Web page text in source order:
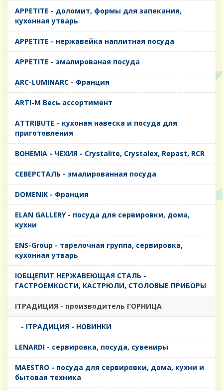
APPETITE - доломит, формы для запекания,
кухонная утварь
APPETITE - нержавейка наплитная посуда
APPETITE - эмалированая посуда
ARC-LUMINARC - Франция
ARTI-M Весь ассортимент
ATTRIBUTE - кухоная навеска и посуда для
приготовления
BOHEMIA - ЧЕХИЯ - Crystalite, Crystalex, Repast, RCR
CЕВЕРСТАЛЬ - эмалированная посуда
DOMENIK - Франция
ELAN GALLERY - посуда для сервировки, дома,
кухни
ENS-Group - тарелочная группа, сервировка,
кухонная утварь
IОБЩЕПИТ НЕРЖАВЕЮЩАЯ СТАЛЬ -
ГАСТРОЕМКОСТИ, КАСТРЮЛИ, СТОЛОВЫЕ ПРИБОРЫ
IТРАДИЦИЯ - производитель ГОРНИЦА
- IТРАДИЦИЯ - НОВИНКИ
LENARDI - сервировка, посуда, сувениры
MAESTRO - посуда для сервировки, дома, кухни и
бытовая техника